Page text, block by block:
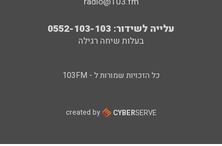
עלייה לשידור: 0552-103-103
בעלות שיחה רגילה
כל הזכויות שמורות ל - 103FM
created by CYBERSERVE